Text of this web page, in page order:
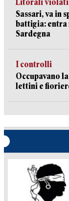
Litorali violati
Sassari, va in
battigia: entra
Sardegna
I controlli
Occupavano
lettini e